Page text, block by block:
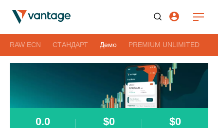
RAW ECN СТАНДАРТ Демо PREMIUM UNLIMITED
0.0 $0 $0